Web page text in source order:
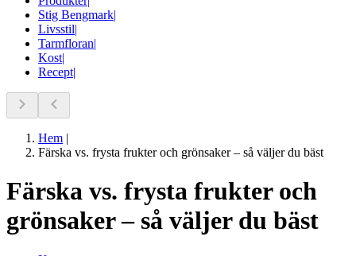
Stig Bengmark|
Livsstil|
Tarmfloran|
Kost|
Recept|
Hem |
Färska vs. frysta frukter och grönsaker – så väljer du bäst
Färska vs. frysta frukter och
grönsaker – så väljer du bäst